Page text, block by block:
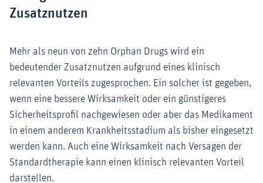
Zusatznutzen
Mehr als neun von zehn Orphan Drugs wird ein
bedeutender Zusatznutzen aufgrund eines klinisch
relevanten Vorteils zugesprochen. Ein solcher ist gegeben,
wenn eine bessere Wirksamkeit oder ein günstigeres
Sicherheitsprofil nachgewiesen oder aber das Medikament
in einem anderem Krankheitsstadium als bisher eingesetzt
werden kann. Auch eine Wirksamkeit nach Versagen der
Standardtherapie kann einen klinisch relevanten Vorteil
darstellen.